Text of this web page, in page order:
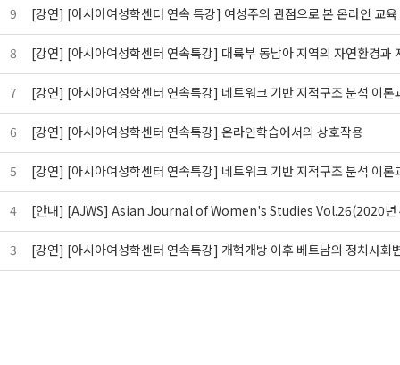
9 [강연] [아시아여성학센터 연속 특강] 여성주의 관점으로 본 온라인 교육
8 [강연] [아시아여성학센터 연속특강] 대륙부 동남아 지역의 자연환경과
7 [강연] [아시아여성학센터 연속특강] 네트워크 기반 지적구조 분석 이론
6 [강연] [아시아여성학센터 연속특강] 온라인학습에서의 상호작용
5 [강연] [아시아여성학센터 연속특강] 네트워크 기반 지적구조 분석 이론
4 [안내] [AJWS] Asian Journal of Women's Studies Vol.26(2020년
3 [강연] [아시아여성학센터 연속특강] 개혁개방 이후 베트남의 정치사회